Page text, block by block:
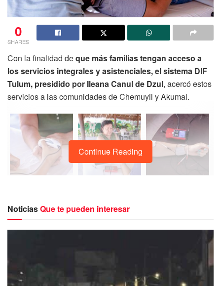
0
SHARES
Con la finalidad deque más familias tengan acceso a
los servicios integrales y asistenciales, el sistema DIF
Tulum, presidido por Ileana Canul de Dzul, acercó estos
servicios a las comunidades de Chemuyil y Akumal.
El acercamiento de estos servicios completamente
gratuitos, se realizaron a través de la Coordinación de
Desarrollo Comunitario quién llevó a cabo la brigada de
Con gran afluencia de visitantes de las comunidades
antes mencionadas, se impartieron los servicios
en las
Continue Reading
NoticiasQue te pueden interesar